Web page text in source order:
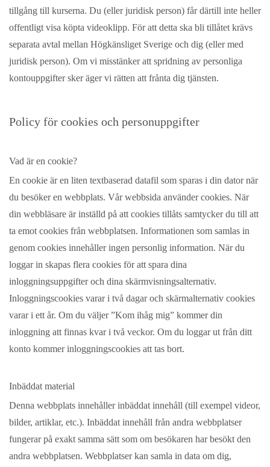
tillgång till kurserna. Du (eller juridisk person) får därtill inte heller
offentligt visa köpta videoklipp. För att detta ska bli tillåtet krävs
separata avtal mellan Högkänsliget Sverige och dig (eller med
juridisk person). Om vi misstänker att spridning av personliga
kontouppgifter sker äger vi rätten att frånta dig tjänsten.
Policy för cookies och personuppgifter
Vad är en cookie?
En cookie är en liten textbaserad datafil som sparas i din dator när
du besöker en webbplats. Vår webbsida använder cookies. När
din webbläsare är inställd på att cookies tillåts samtycker du till att
ta emot cookies från webbplatsen. Informationen som samlas in
genom cookies innehåller ingen personlig information. När du
loggar in skapas flera cookies för att spara dina
inloggningsuppgifter och dina skärmvisningsalternativ.
Inloggningscookies varar i två dagar och skärmalternativ cookies
varar i ett år. Om du väljer ”Kom ihåg mig” kommer din
inloggning att finnas kvar i två veckor. Om du loggar ut från ditt
konto kommer inloggningscookies att tas bort.
Inbäddat material
Denna webbplats innehåller inbäddat innehåll (till exempel videor,
bilder, artiklar, etc.). Inbäddat innehåll från andra webbplatser
fungerar på exakt samma sätt som om besökaren har besökt den
andra webbplatsen. Webbplatser kan samla in data om dig,